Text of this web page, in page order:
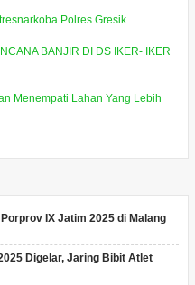
Polres Gresik
BANJIR DI DS IKER- IKER
Menempati Lahan Yang Lebih
IX Jatim 2025 di Malang
Digelar, Jaring Bibit Atlet